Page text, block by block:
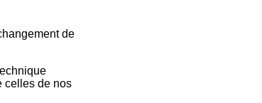
de
celles de nos